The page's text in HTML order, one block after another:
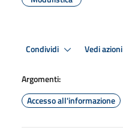
Condividi Vedi azioni
Argomenti:
Accesso all'informazione